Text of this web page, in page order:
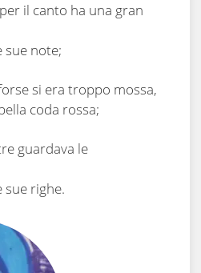
il canto ha una gran
sue note;
si era troppo mossa,
coda rossa;
guardava le
sue righe.